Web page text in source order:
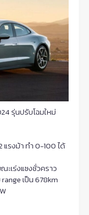
รุ่นปรับโฉมใหม่
แรงม้า ทำ 0-100 ได้
เร่งแซงชั่วคราว
เป็น 678km